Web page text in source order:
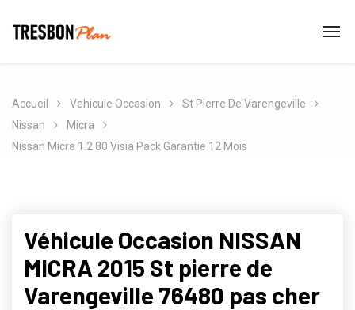
Accueil Vehicule Occasion
St Pierre De Varengeville
Nissan
Micra
Nissan Micra 1.2 80 Visia Pack Garantie 12 Mois
Véhicule Occasion NISSAN
MICRA 2015 St pierre de
Varengeville 76480 pas cher